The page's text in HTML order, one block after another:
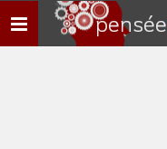
Navigation
rapide
pensée